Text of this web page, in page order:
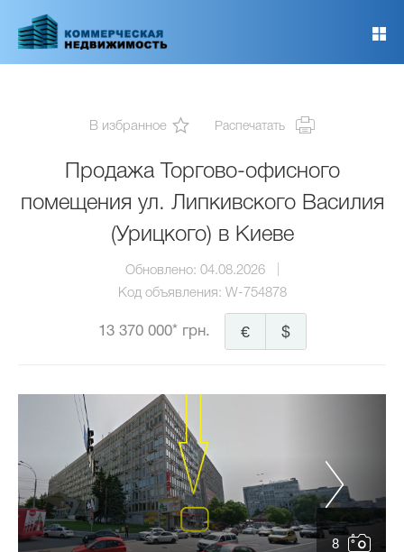
основному
В избранное Распечатать
Продажа Торгово-офисного
помещения ул. Липкивского Василия
(Урицкого) в Киеве
Обновлено: 04.08.2026
Код объявления: W-754878
13 370 000* грн. $
€
8